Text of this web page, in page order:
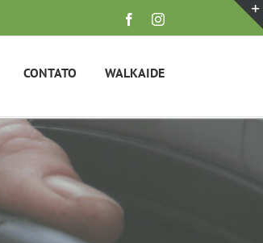
FacebookInstagram
CONTATO WALKAIDE